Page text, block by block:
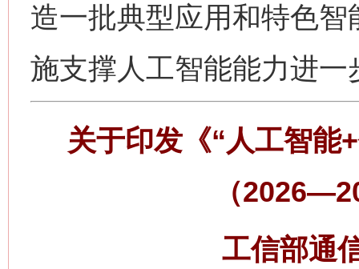
造一批典型应用和特色
施支撑人工智能能力进一
关于印发《“人工智能
（
工信部通